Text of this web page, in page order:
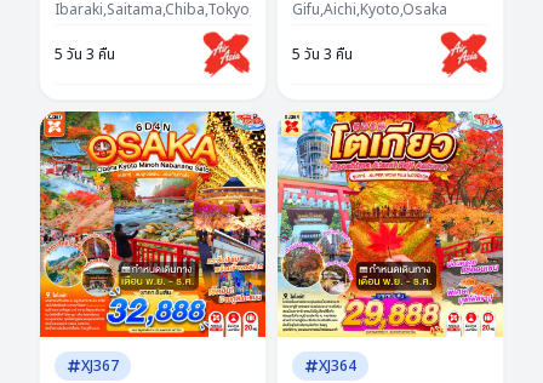
-- NOV - DEC'26 -- ซุป
ตาร์...แดงก็จึ้ง เหลืองก็ว้าว
ฟูจิยาวไป ยาวไป!
Ibaraki,Saitama,Chiba,Tokyo,Yamanashi
5 วัน 3 คืน
BY XJ -- NOV - DEC'26 --
ซุปตาร์...KOYO สะกดใจ ไฟ
ล้านดวงสะกดตา
Gifu,Aichi,Kyoto,Osaka
5 วัน 3 คืน
XJ367 XJ364